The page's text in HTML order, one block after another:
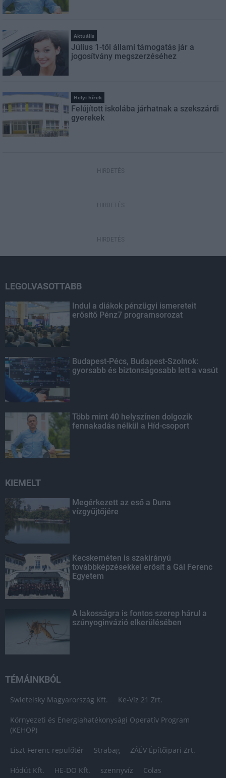
Aktuális
Július 1-től állami támogatás jár a
jogosítvány megszerzéséhez
Helyi hírek
Felújított iskolába járhatnak a szekszárdi
gyerekek
HIRDETÉS
HIRDETÉS
HIRDETÉS
LEGOLVASOTTABB
Indul a diákok pénzügyi ismereteit
erősítő Pénz7 programsorozat
Budapest-Pécs, Budapest-Szolnok:
gyorsabb és biztonságosabb lett a vasút
Több mint 40 helyszínen dolgozik
fennakadás nélkül a Híd-csoport
KIEMELT
Megérkezett az eső a Duna
vízgyűjtőjére
Kecskeméten is szakirányú
továbbképzésekkel erősít a Gál Ferenc
Egyetem
A lakosságra is fontos szerep hárul a
szúnyoginvázió elkerülésében
TÉMÁINKBÓL
Swietelsky Magyarország Kft. Ke-Víz 21 Zrt.
Környezeti és Energiahatékonysági Operatív Program
(KEHOP)
Liszt Ferenc repülőtér Strabag ZÁÉV Építőipari Zrt.
Hódút Kft. HE-DO Kft. szennyvíz Colas